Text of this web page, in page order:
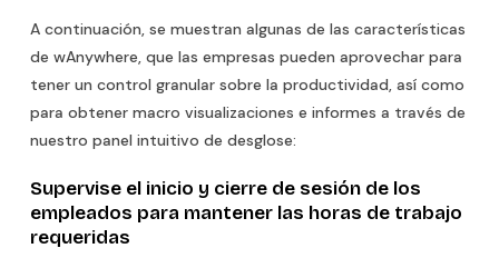
A continuación, se muestran algunas de las características
de wAnywhere, que las empresas pueden aprovechar para
tener un control granular sobre la productividad, así como
para obtener macro visualizaciones e informes a través de
nuestro panel intuitivo de desglose:
Supervise el inicio y cierre de sesión de los
empleados para mantener las horas de trabajo
requeridas